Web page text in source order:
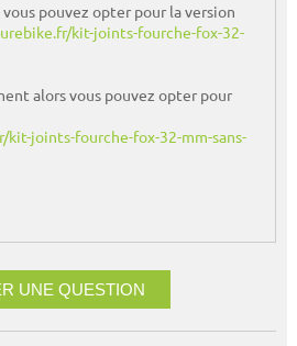
pouvez opter pour la version
kit-joints-fourche-fox-32-
alors vous pouvez opter pour
joints-fourche-fox-32-mm-sans-
UNE QUESTION